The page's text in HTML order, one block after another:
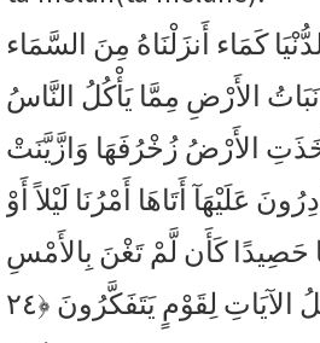
كَمَاء أَنزَلْنَاهُ مِنَ السَّمَاء
الأَرْضِ مِمَّا يَأْكُلُ النَّاسُ
الأَرْضُ زُخْرُفَهَا وَازَّيَّنَتْ
عَلَيْهَآ أَتَاهَا أَمْرُنَا لَيْلاً أَوْ
حَصِيدًا كَأَن لَّمْ تَغْنَ بِالأَمْسِ
لِقَوْمٍ يَتَفَكَّرُونَ ﴿٢٤